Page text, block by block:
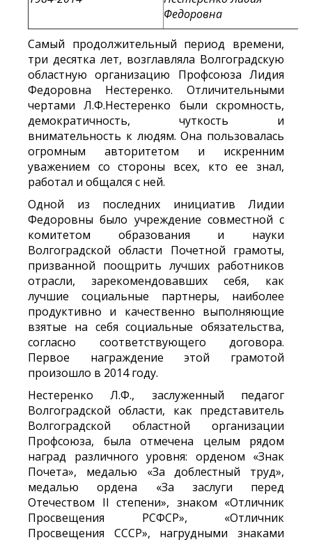
Федоровна
Самый продолжительный период времени,
три десятка лет, возглавляла Волгоградскую
областную организацию Профсоюза Лидия
Федоровна Нестеренко. Отличительными
чертами Л.Ф.Нестеренко были скромность,
демократичность, чуткость и
внимательность к людям. Она пользовалась
огромным авторитетом и искренним
уважением со стороны всех, кто ее знал,
работал и общался с ней.
Одной из последних инициатив Лидии
Федоровны было учреждение совместной с
комитетом образования и науки
Волгоградской области Почетной грамоты,
призванной поощрить лучших работников
отрасли, зарекомендовавших себя, как
лучшие социальные партнеры, наиболее
продуктивно и качественно выполняющие
взятые на себя социальные обязательства,
согласно соответствующего договора.
Первое награждение этой грамотой
произошло в 2014 году.
Нестеренко Л.Ф., заслуженный педагог
Волгоградской области, как представитель
Волгоградской областной организации
Профсоюза, была отмечена целым рядом
наград различного уровня: орденом «Знак
Почета», медалью «За доблестный труд»,
медалью ордена «За заслуги перед
Отечеством II степени», знаком «Отличник
Просвещения РСФСР», «Отличник
Просвещения СССР», нагрудными знаками